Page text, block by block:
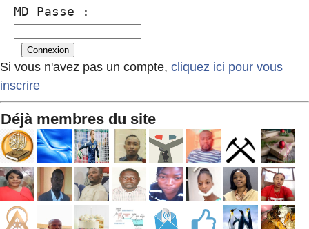
MD Passe :
Si vous n'avez pas un compte, cliquez ici pour vous
inscrire
Déjà membres du site